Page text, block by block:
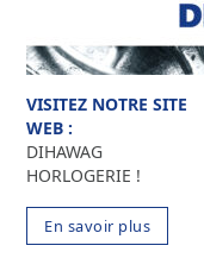
VISITEZ NOTRE SITE
WEB :
DIHAWAG
HORLOGERIE !
En savoir plus